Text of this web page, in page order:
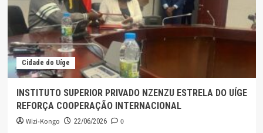
Cidade do Uíge
INSTITUTO SUPERIOR PRIVADO NZENZU ESTRELA DO UÍGE
REFORÇA COOPERAÇÃO INTERNACIONAL
Wizi-Kongo 22/06/2026 0